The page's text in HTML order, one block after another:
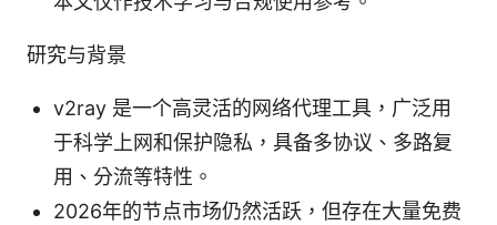
研究与背景
v2ray 是一个高灵活的网络代理工具，广泛用
于科学上网和保护隐私，具备多协议、多路复
用、分流等特性。
2026年的节点市场仍然活跃，但存在大量免费